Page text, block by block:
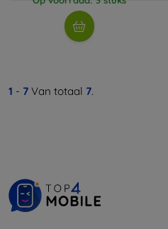
1 - 7 Van totaal 7.